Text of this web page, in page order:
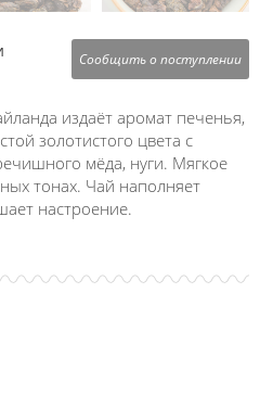
Сообщить о поступлении
издаёт аромат печенья,
золотистого цвета с
мёда, нуги. Мягкое
тонах. Чай наполняет
настроение.